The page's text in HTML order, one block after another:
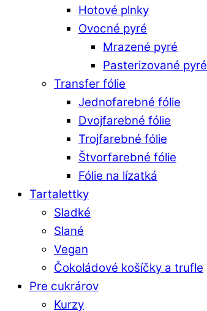
Hotové plnky
Ovocné pyré
Mrazené pyré
Pasterizované pyré
Transfer fólie
Jednofarebné fólie
Dvojfarebné fólie
Trojfarebné fólie
Štvorfarebné fólie
Fólie na lízatká
Tartalettky
Sladké
Slané
Vegan
Čokoládové košíčky a trufle
Pre cukrárov
Kurzy